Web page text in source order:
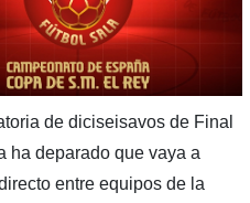
de diciseisavos de Final
ha deparado que vaya a
entre equipos de la